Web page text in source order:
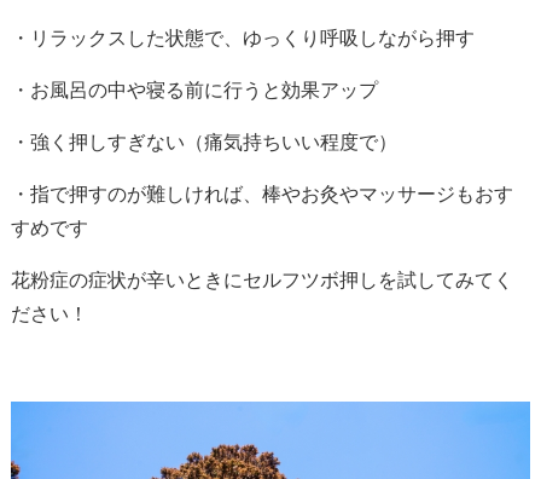
・リラックスした状態で、ゆっくり呼吸しながら押す
・お風呂の中や寝る前に行うと効果アップ
・強く押しすぎない（痛気持ちいい程度で）
・指で押すのが難しければ、棒やお灸やマッサージもおす
すめです
花粉症の症状が辛いときにセルフツボ押しを試してみてく
ださい！